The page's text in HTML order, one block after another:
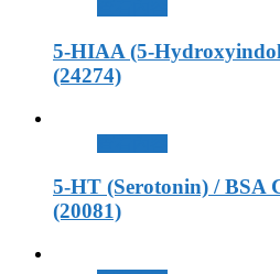
5-HIAA (5-
(24274)
5-HT (Serotonin) / BSA
(20081)